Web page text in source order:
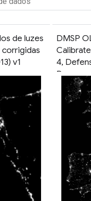
de luzes
v1
DMSP
4,
System